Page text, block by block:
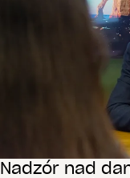
Nadzór nad